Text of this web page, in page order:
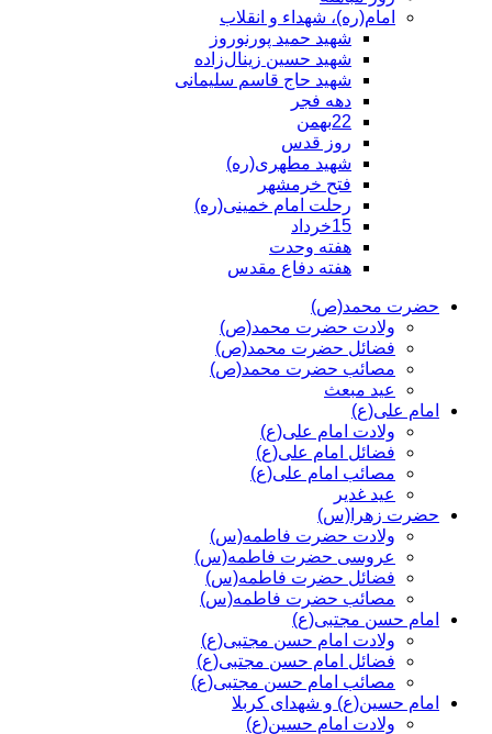
امام(ره)، شهداء و انقلاب
شهید حمید پورنوروز
شهید حسین زینال‌زاده
شهید حاج قاسم سلیمانی
دهه فجر
22بهمن
روز قدس
شهید مطهری(ره)
فتح خرمشهر
رحلت امام خمینی(ره)
15خرداد
هفته وحدت
هفته دفاع مقدس
حضرت محمد(ص)
ولادت حضرت محمد(ص)
فضائل حضرت محمد(ص)
مصائب حضرت محمد(ص)
عید مبعث
امام علی(ع)
ولادت امام علی(ع)
فضائل امام علی(ع)
مصائب امام علی(ع)
عید غدیر
حضرت زهرا(س)
ولادت حضرت فاطمه(س)
عروسی حضرت فاطمه(س)
فضائل حضرت فاطمه(س)
مصائب حضرت فاطمه(س)
امام حسن مجتبی(ع)
ولادت امام حسن مجتبی(ع)
فضائل امام حسن مجتبی(ع)
مصائب امام حسن مجتبی(ع)
امام حسین(ع) و شهدای کربلا
ولادت امام حسین(ع)